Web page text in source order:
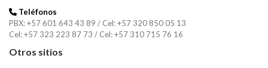
Teléfonos
PBX: +57 601 643 43 89 / Cel: +57 320 850 05 13
Cel: +57 323 223 87 73 / Cel: +57 310 715 76 16
Otros sitios